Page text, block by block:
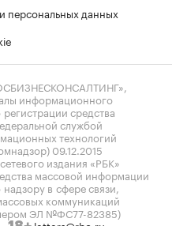
персональных данных
информационного
регистрации средства
службой
технологий
09.12.2015
издания «РБК»
массовой информации
в сфере связи,
коммуникаций
ЭЛ №ФС77-82385)